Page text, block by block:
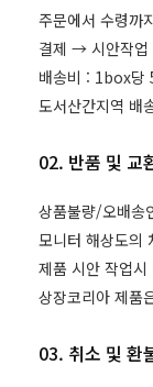
주문에서 수령까
결제 → 시안작
배송비 : 1box당
도서산간지역 배
02. 반품 및 교
상품불량/오배송
모니터 해상도의
제품 시안 작업
상장코리아 제품
03. 취소 및 환